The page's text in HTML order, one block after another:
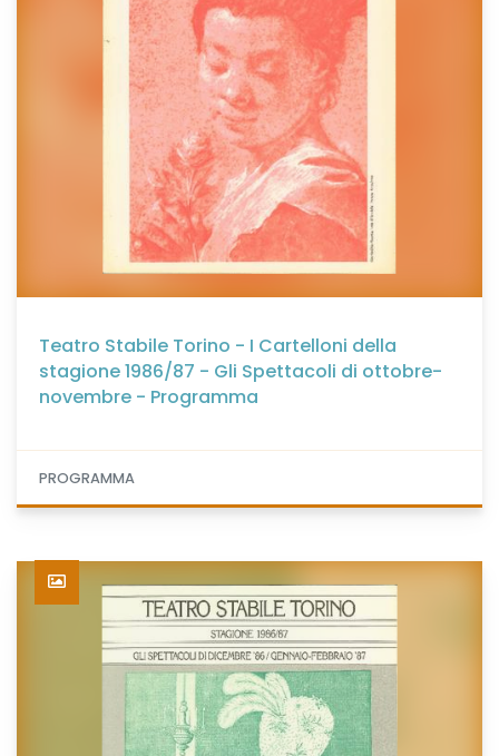
Teatro Stabile Torino - I Cartelloni della
stagione 1986/87 - Gli Spettacoli di ottobre-
novembre - Programma
PROGRAMMA